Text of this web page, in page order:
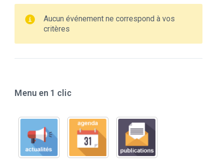
Aucun événement ne correspond à vos
critères
Menu en 1 clic